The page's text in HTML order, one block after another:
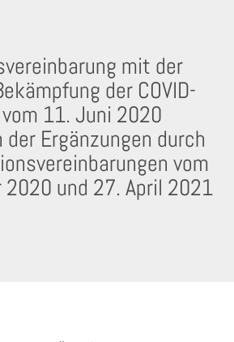
mit der
der COVID-
11. Juni 2020
Ergänzungen durch
vom
2020 und 27. April 2021